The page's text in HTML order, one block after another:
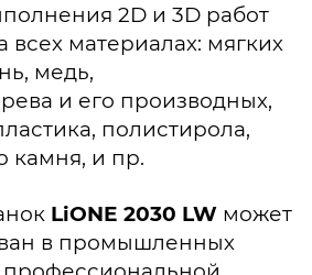
2D и 3D работ
всех материалах: мягких
медь,
и его производных,
полистирола,
камня, и пр.
LiONE 2030 LW может
в промышленных